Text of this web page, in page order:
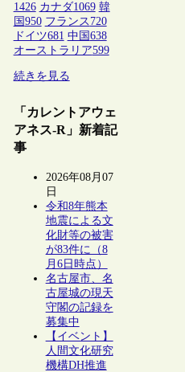
1426 カナダ1069 韓
国 950 フランス 720
ドイツ681 中国 638
オーストラリア599
続きを見る
「カレントアウェ
アネス-R」新着記
事
2026年08月07
日
令和8年熊本
地震による文
化財等の被害
が83件に（8
月6日時点）
名古屋市、名
古屋城の現天
守閣の記録を
募集中
【イベント】
人間文化研究
機構DH推進